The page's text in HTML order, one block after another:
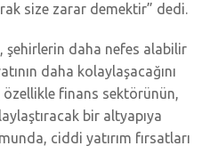
size zarar demektir” dedi.
şehirlerin daha nefes alabilir
daha kolaylaşacağını
finans sektörünün,
bir altyapıya
ciddi yatırım fırsatları